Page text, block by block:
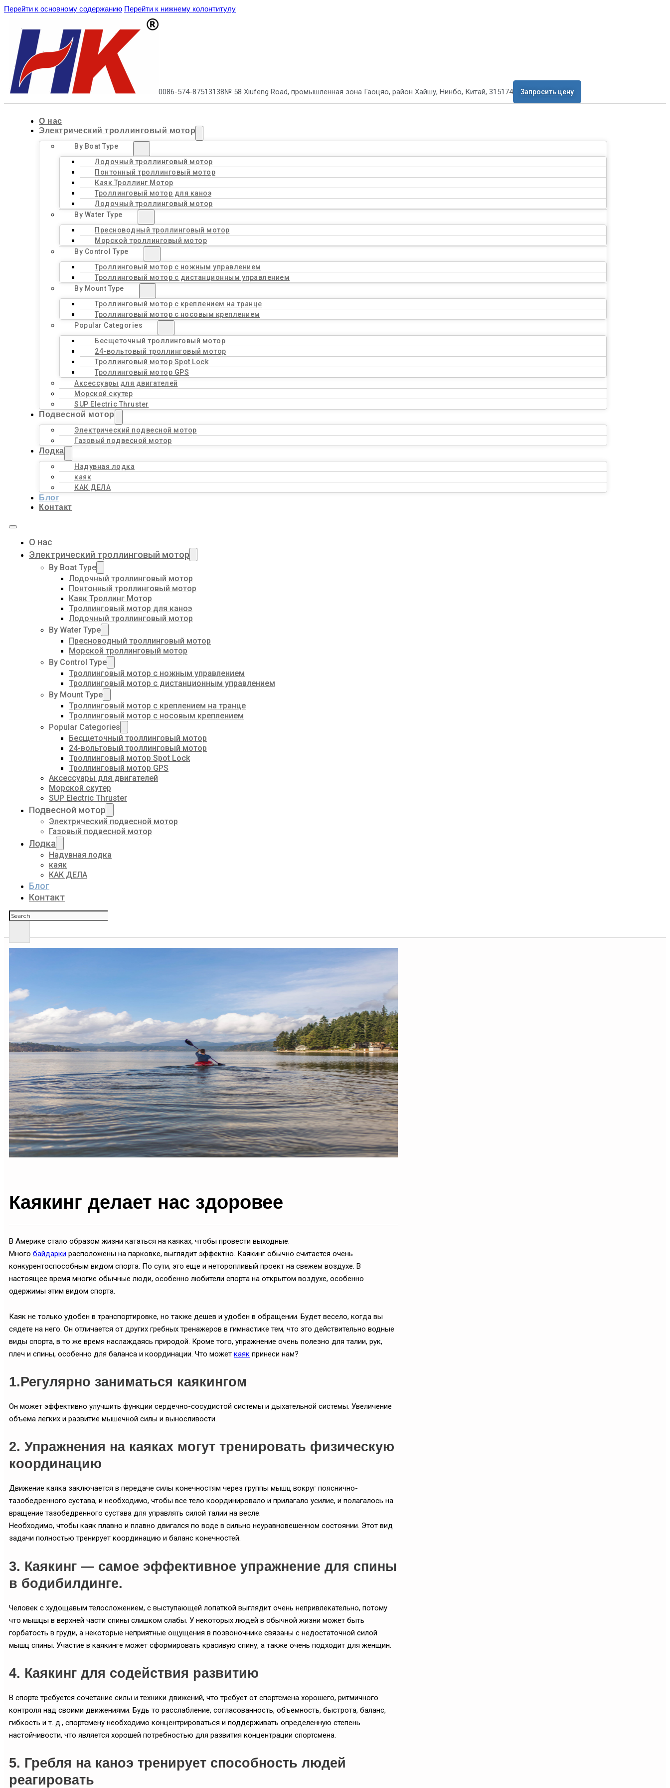
Перейти к основному содержанию Перейти к нижнему колонтитулу
0086-574-87513138№ 58 Xiufeng Road, промышленная зона Гаоцяо, район Хайшу, Нинбо, Китай, 315174 Запросить цену
О нас
Электрический троллинговый мотор
By Boat Type
Лодочный троллинговый мотор
Понтонный троллинговый мотор
Каяк Троллинг Мотор
Троллинговый мотор для каноэ
Лодочный троллинговый мотор
By Water Type
Пресноводный троллинговый мотор
Морской троллинговый мотор
By Control Type
Троллинговый мотор с ножным управлением
Троллинговый мотор с дистанционным управлением
By Mount Type
Троллинговый мотор с креплением на транце
Троллинговый мотор с носовым креплением
Popular Categories
Бесщеточный троллинговый мотор
24-вольтовый троллинговый мотор
Троллинговый мотор Spot Lock
Троллинговый мотор GPS
Аксессуары для двигателей
Морской скутер
SUP Electric Thruster
Подвесной мотор
Электрический подвесной мотор
Газовый подвесной мотор
Лодка
Надувная лодка
каяк
КАК ДЕЛА
Блог
Контакт
О нас
Электрический троллинговый мотор
By Boat Type
Лодочный троллинговый мотор
Понтонный троллинговый мотор
Каяк Троллинг Мотор
Троллинговый мотор для каноэ
Лодочный троллинговый мотор
By Water Type
Пресноводный троллинговый мотор
Морской троллинговый мотор
By Control Type
Троллинговый мотор с ножным управлением
Троллинговый мотор с дистанционным управлением
By Mount Type
Троллинговый мотор с креплением на транце
Троллинговый мотор с носовым креплением
Popular Categories
Бесщеточный троллинговый мотор
24-вольтовый троллинговый мотор
Троллинговый мотор Spot Lock
Троллинговый мотор GPS
Аксессуары для двигателей
Морской скутер
SUP Electric Thruster
Подвесной мотор
Электрический подвесной мотор
Газовый подвесной мотор
Лодка
Надувная лодка
каяк
КАК ДЕЛА
Блог
Контакт
Поиск
Каякинг делает нас здоровее
В Америке стало образом жизни кататься на каяках, чтобы провести выходные.
Много байдарки расположены на парковке, выглядит эффектно. Каякинг обычно считается очень
конкурентоспособным видом спорта. По сути, это еще и неторопливый проект на свежем воздухе. В
настоящее время многие обычные люди, особенно любители спорта на открытом воздухе, особенно
одержимы этим видом спорта.
Каяк не только удобен в транспортировке, но также дешев и удобен в обращении. Будет весело, когда вы
сядете на него. Он отличается от других гребных тренажеров в гимнастике тем, что это действительно водные
виды спорта, в то же время наслаждаясь природой. Кроме того, упражнение очень полезно для талии, рук,
плеч и спины, особенно для баланса и координации. Что может каяк принеси нам?
1.Регулярно заниматься каякингом
Он может эффективно улучшить функции сердечно-сосудистой системы и дыхательной системы. Увеличение
объема легких и развитие мышечной силы и выносливости.
2. Упражнения на каяках могут тренировать физическую
координацию
Движение каяка заключается в передаче силы конечностям через группы мышц вокруг пояснично-
тазобедренного сустава, и необходимо, чтобы все тело координировало и прилагало усилие, и полагалось на
вращение тазобедренного сустава для управлять силой талии на весле.
Необходимо, чтобы каяк плавно и плавно двигался по воде в сильно неуравновешенном состоянии. Этот вид
задачи полностью тренирует координацию и баланс конечностей.
3. Каякинг — самое эффективное упражнение для спины
в бодибилдинге.
Человек с худощавым телосложением, с выступающей лопаткой выглядит очень непривлекательно, потому
что мышцы в верхней части спины слишком слабы. У некоторых людей в обычной жизни может быть
горбатость в груди, а некоторые неприятные ощущения в позвоночнике связаны с недостаточной силой
мышц спины. Участие в каякинге может сформировать красивую спину, а также очень подходит для женщин.
4. Каякинг для содействия развитию
В спорте требуется сочетание силы и техники движений, что требует от спортсмена хорошего, ритмичного
контроля над своими движениями. Будь то расслабление, согласованность, объемность, быстрота, баланс,
гибкость и т. д., спортсмену необходимо концентрироваться и поддерживать определенную степень
настойчивости, что является хорошей потребностью для развития концентрации спортсмена.
5. Гребля на каноэ тренирует способность людей
реагировать